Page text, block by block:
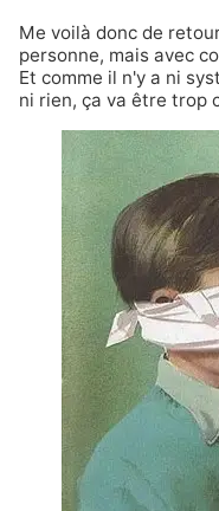
Me voilà donc de
personne, mais avec
Et comme il n'y a ni
ni rien, ça va être trop